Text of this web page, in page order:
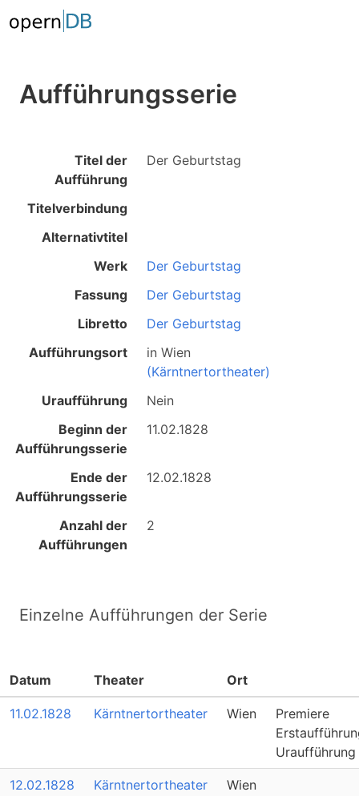
Aufführungsserie
Titel der
Aufführung
Der Geburtstag
Titelverbindung
Alternativtitel
Werk
Der Geburtstag
Fassung
Der Geburtstag
Libretto
Der Geburtstag
Aufführungsort
inWien
(Kärntnertortheater)
Uraufführung
Nein
Beginn der
Aufführungsserie
11.02.1828
Ende der
Aufführungsserie
12.02.1828
Anzahl der
Aufführungen
2
Einzelne Aufführungen der Serie
Datum Theater Ort
11.02.1828 Kärntnertortheater Wien
Premiere
Uraufführung
12.02.1828 Kärntnertortheater Wien